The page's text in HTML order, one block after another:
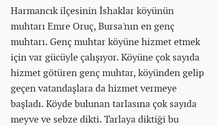
Harmancık ilçesinin İshaklar köyünün
muhtarı Emre Oruç, Bursa'nın en genç
muhtarı. Genç muhtar köyüne hizmet etmek
için var gücüyle çalışıyor. Köyüne çok sayıda
hizmet götüren genç muhtar, köyünden gelip
geçen vatandaşlara da hizmet vermeye
başladı. Köyde bulunan tarlasına çok sayıda
meyve ve sebze dikti. Tarlaya diktiği bu